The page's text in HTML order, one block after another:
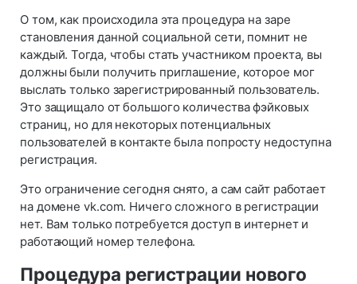
О том, как происходила эта процедура на заре
становления данной социальной сети, помнит не
каждый. Тогда, чтобы стать участником проекта, вы
должны были получить приглашение, которое мог
выслать только зарегистрированный пользователь.
Это защищало от большого количества фэйковых
страниц, но для некоторых потенциальных
пользователей в контакте была попросту недоступна
регистрация.
Это ограничение сегодня снято, а сам сайт работает
на домене vk.com. Ничего сложного в регистрации
нет. Вам только потребуется доступ в интернет и
работающий номер телефона.
Процедура регистрации нового